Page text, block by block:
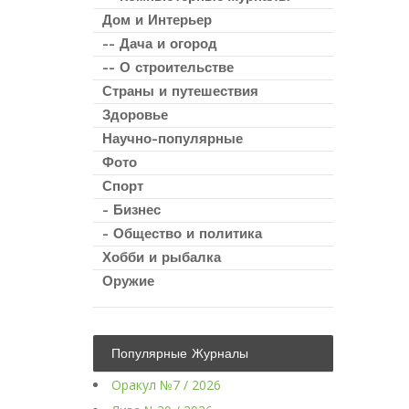
Дом и Интерьер
-- Дача и огород
-- О строительстве
Страны и путешествия
Здоровье
Научно-популярные
Фото
Спорт
- Бизнес
- Общество и политика
Хобби и рыбалка
Оружие
Популярные Журналы
Оракул №7 / 2026